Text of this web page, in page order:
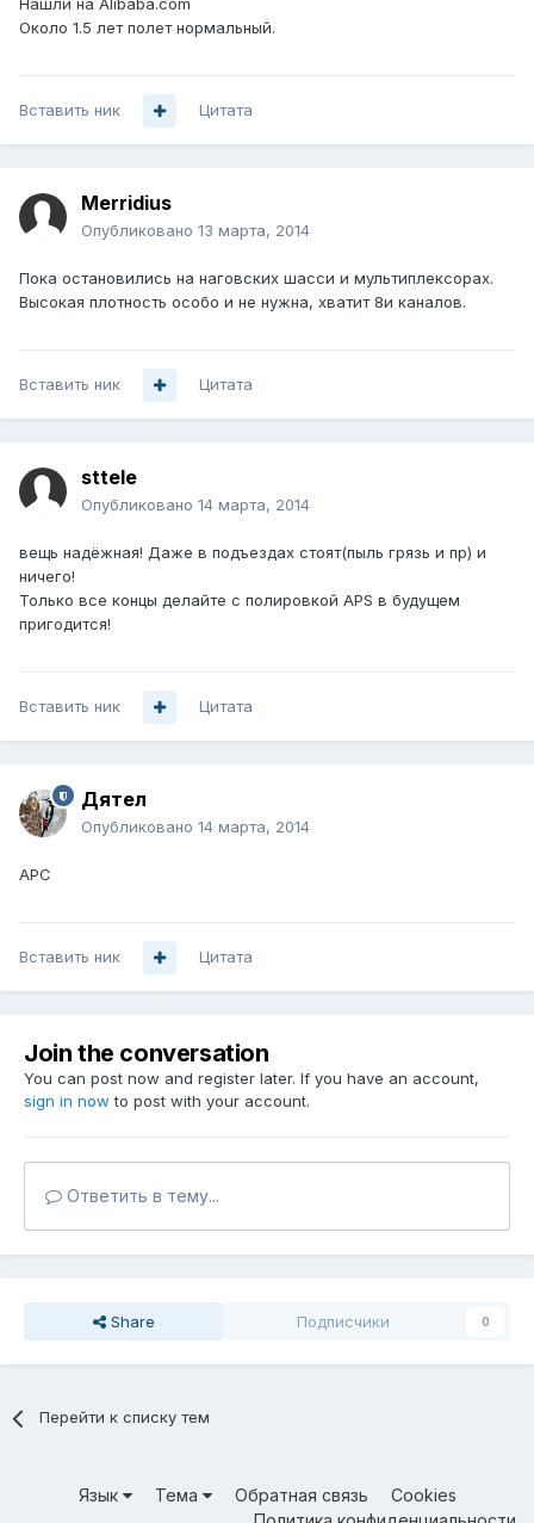
Нашли на Alibaba.com
Около 1.5 лет полет нормальный.
Вставить ник Цитата
Merridius
Опубликовано 13 марта, 2014
Пока остановились на наговских шасси и мультиплексорах.
Высокая плотность особо и не нужна, хватит 8и каналов.
Вставить ник Цитата
sttele
Опубликовано 14 марта, 2014
вещь надёжная! Даже в подъездах стоят(пыль грязь и пр) и
ничего!
Только все концы делайте с полировкой APS в будущем
пригодится!
Вставить ник Цитата
Дятел
Опубликовано 14 марта, 2014
АРС
Вставить ник Цитата
Join the conversation
You can post now and register later. If you have an account,
sign in now to post with your account.
Ответить в тему...
Share Подписчики 0
Перейти к списку тем
Язык Тема Обратная связь
Cookies